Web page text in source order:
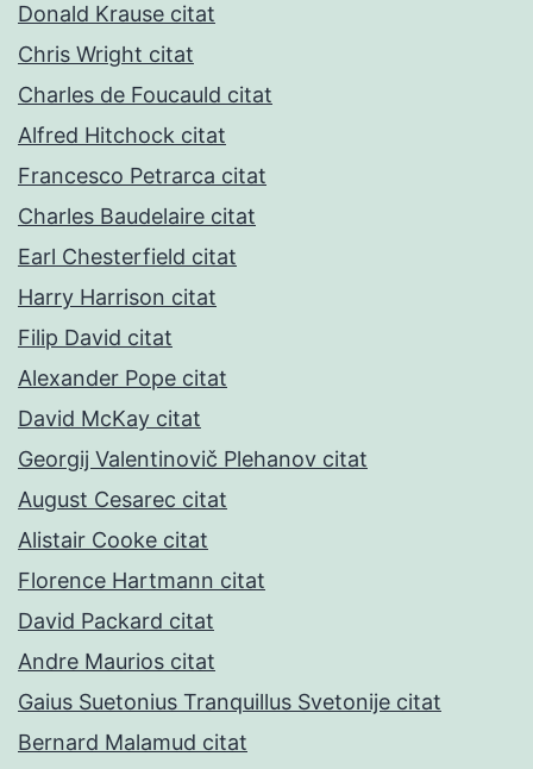
Donald Krause citat
Chris Wright citat
Charles de Foucauld citat
Alfred Hitchock citat
Francesco Petrarca citat
Charles Baudelaire citat
Earl Chesterfield citat
Harry Harrison citat
Filip David citat
Alexander Pope citat
David McKay citat
Georgij Valentinovič Plehanov citat
August Cesarec citat
Alistair Cooke citat
Florence Hartmann citat
David Packard citat
Andre Maurios citat
Gaius Suetonius Tranquillus Svetonije citat
Bernard Malamud citat